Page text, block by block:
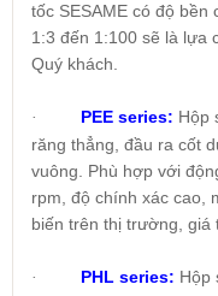
tốc SESAME có độ
1:3 đến 1:100 sẽ là lựa
Quý khách.
· PEE series: Hộp
răng thẳng, đầu ra cốt
vuông. Phù hợp với
rpm, độ chính xác cao,
biến trên thị trường, giá
· PHL series: Hộp